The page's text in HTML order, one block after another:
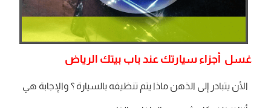
غسل أجزاء سيارتك عند باب بيتك الرياض
الأن يتبادر إلى الذهن ماذا يتم تنظيفه بالسيارة ؟ والإجابة هي